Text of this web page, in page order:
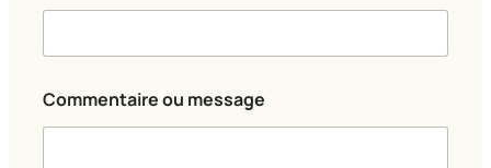
o
m
Commentaire ou message